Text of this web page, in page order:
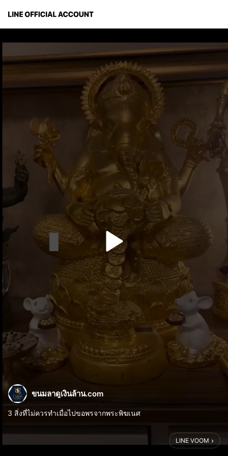
ขนมลาดูเงินล้าน.com
3 สิ่งที่ไม่ควรทำเมื่อไปขอพรจากพระพิฆเนศ
LINE VOOM